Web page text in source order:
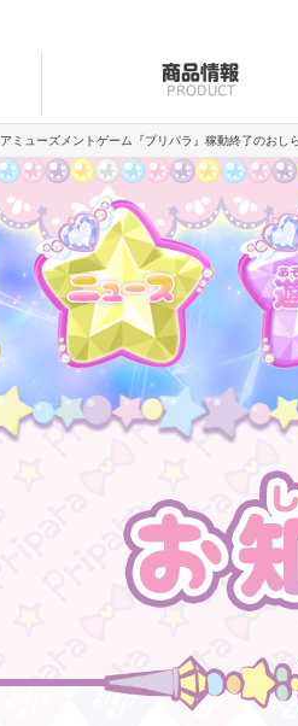
商品情報
PRODUCT
アミューズメントゲーム『プリパラ』稼動終了のおし